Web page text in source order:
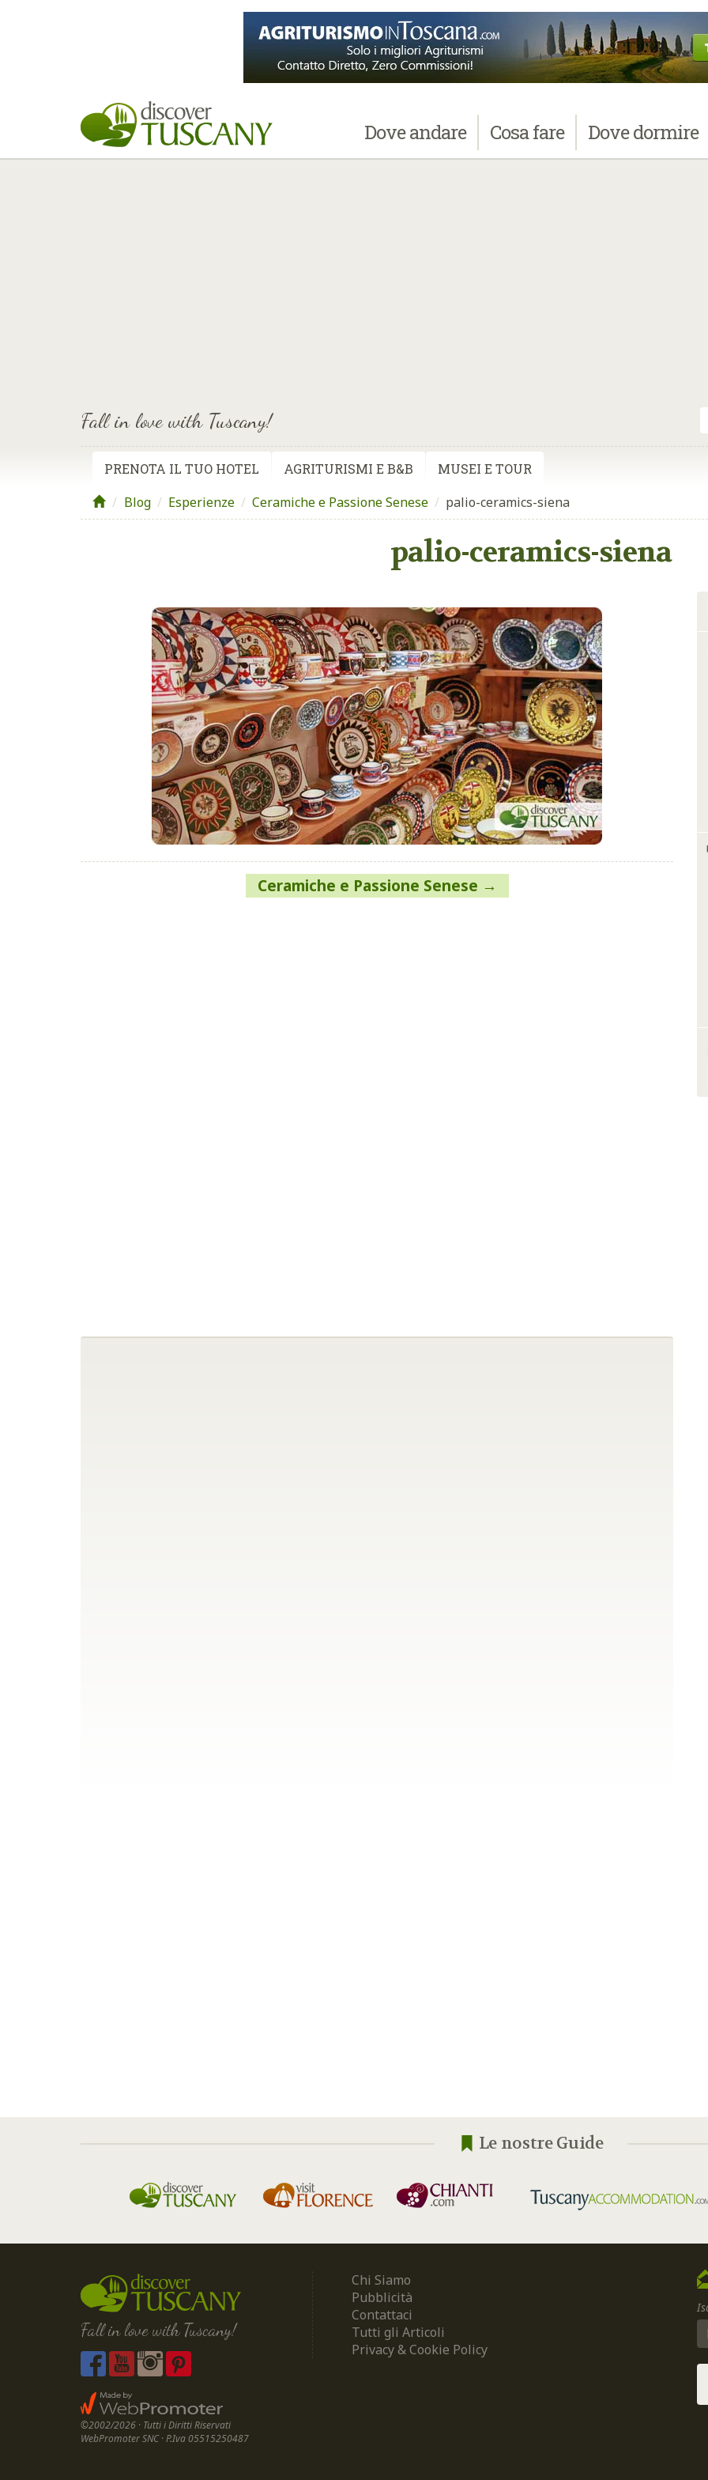
Doveandare Cosafare Dovedormire
Fall in love with Tuscany!
PRENOTA IL TUO HOTEL AGRITURISMI E B&B MUSEI E TOUR
Blog / Esperienze / Ceramiche e Passione Senese / palio-ceramics-siena
palio-ceramics-siena
Ceramiche e Passione Senese
Le nostre Guide
Fall in love with Tuscany!
©2002/2026 · Tutti i Diritti Riservati
WebPromoter SNC · P.Iva 05515250487
Chi Siamo
Pubblicità
Contattaci
Tutti gli Articoli
Privacy & Cookie Policy